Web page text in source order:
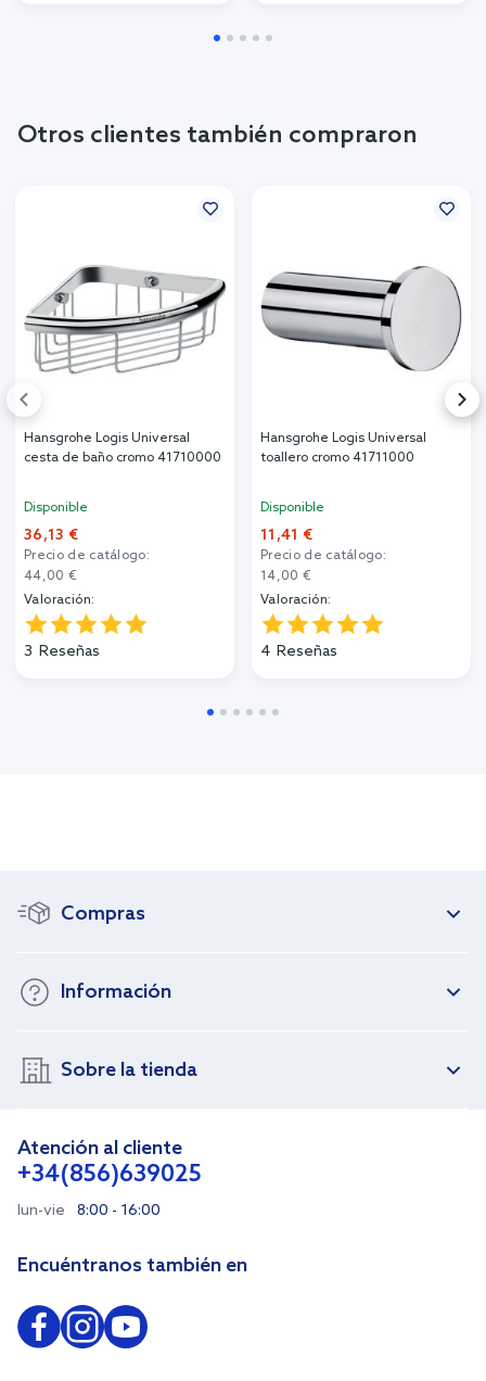
Otros clientes también compraron
Hansgrohe Logis Universal
cesta de baño cromo 41710000
Disponible
36,13 €
Precio de catálogo:
44,00 €
Valoración:
3 Reseñas
Hansgrohe Logis Universal
toallero cromo 41711000
Disponible
11,41 €
Precio de catálogo:
14,00 €
Valoración:
4 Reseñas
Compras
Información
Sobre la tienda
Atención al cliente
+34(856)639025
lun-vie 8:00 - 16:00
Encuéntranos también en